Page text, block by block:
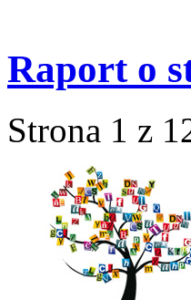
Raport o
Strona 1 z